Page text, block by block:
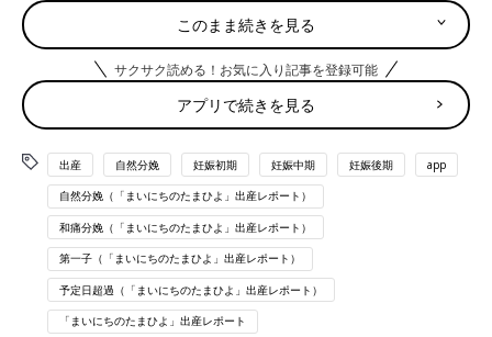
13:30
お部屋へ案内され40分くらいモニターつけて観察してもらう
張ってると言われるが張ってる感覚分からず
15:00
バルーン挿入
処置中の痛みは全くなし
バルーンの先が出たままパンツはくからちょっと違和感
既に軽い生理痛のような痛みあり
モニターつけて観察
15:30
子宮がキューとする痛みあり（生理2日目みたい）
このまま続きを見る
サクサク読める！お気に入り記事を登録可能
アプリで続きを見る
出産 自然分娩 妊娠初期 妊娠中期 妊娠後期 app
自然分娩（「まいにちのたまひよ」出産レポート）
和痛分娩（「まいにちのたまひよ」出産レポート）
第一子（「まいにちのたまひよ」出産レポート）
予定日超過（「まいにちのたまひよ」出産レポート）
「まいにちのたまひよ」出産レポート